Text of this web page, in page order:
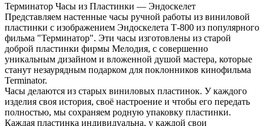
Терминатор Часы из Пластинки — Эндоскелет
Представляем настенные часы ручной работы из виниловой
пластинки с изображением Эндоскелета Т-800 из популярного
фильма "Терминатор". Эти часы изготовлены из старой
доброй пластинки фирмы Мелодия, с совершенно
уникальным дизайном и вложенной душой мастера, которые
станут незаурядным подарком для поклонников кинофильма
Terminator.
Часы делаются из старых виниловых пластинок. У каждого
изделия своя история, своё настроение и чтобы его передать
полностью, мы сохраняем родную упаковку пластинки.
Каждая пластинка индивидуальна, у каждой свои